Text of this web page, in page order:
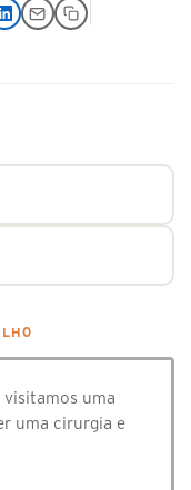
visitamos uma
uma cirurgia e